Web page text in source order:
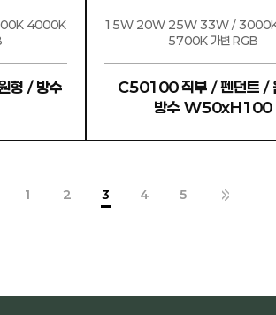
4000K
형 / 방수
15W 20W 25W 33W /
5700K 가변 RGB
C50100 직부 / 펜던트 /
방수 W50xH100
1 2 3 4 5